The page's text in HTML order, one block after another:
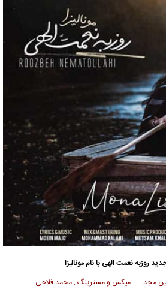
روزبه نعمت الهی با نام مونالیزا
معین مجد میکس و مسترینگ : محمد فلاحی